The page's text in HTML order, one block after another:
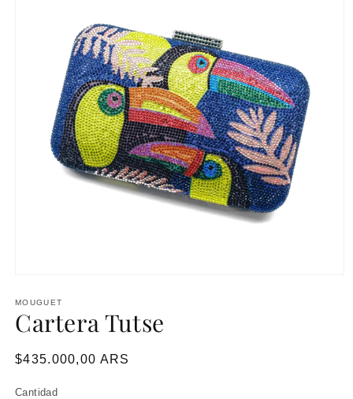
MOUGUET
Cartera Tutse
Precio
$435.000,00 ARS
Cantidad